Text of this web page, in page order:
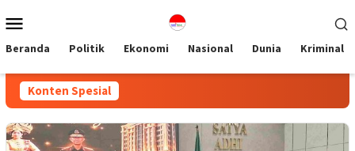
ke
Mobile
Beranda Politik Ekonomi Nasional Dunia Kriminal
Konten Spesial